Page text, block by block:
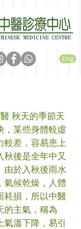
Eng
秋天的季節天
，某些身體較虛
較差，容易患上
秋後是全年中又
由於入秋後雨水
氣候乾燥，人體
耗損，所以中醫
的主氣，稱為
氣溫下降，易引